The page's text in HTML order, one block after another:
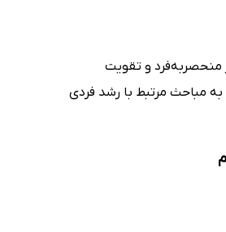
منحصر‌به‌فرد و تقویت
به مباحث مرتبط با رشد فردی